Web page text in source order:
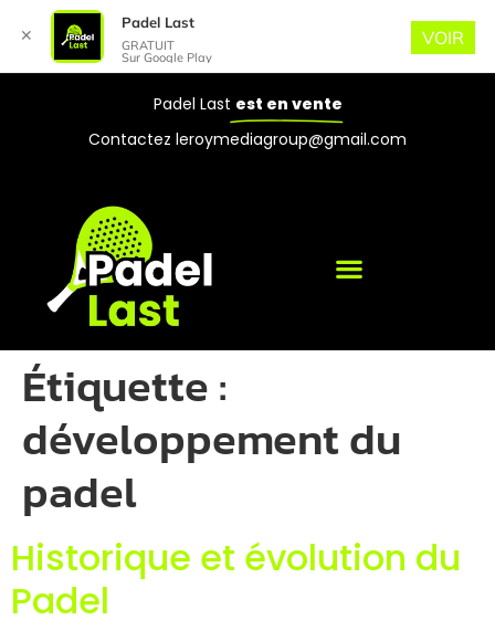
Padel Last est en vente
Contactez leroymediagroup@gmail.com
Étiquette :
développement du
padel
Historique et évolution du
Padel
✕
Padel Last
GRATUIT
Sur Google Play
VOIR